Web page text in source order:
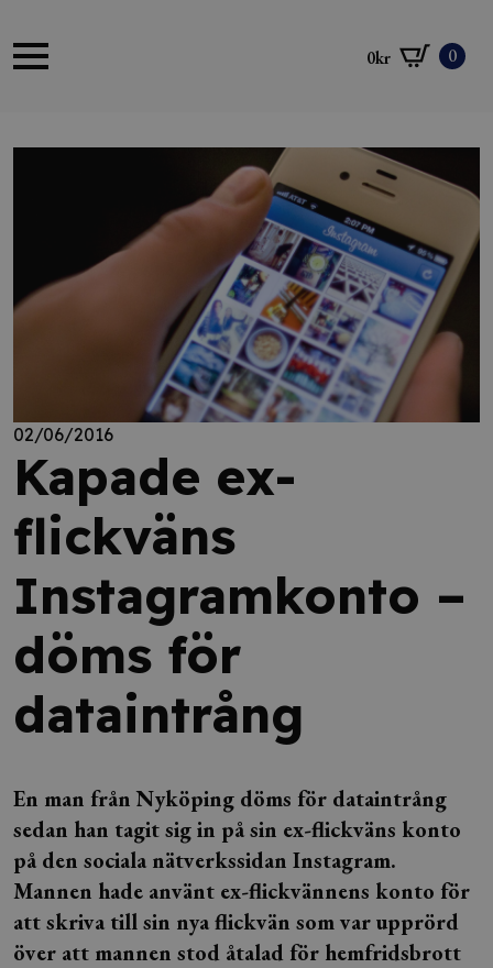
0kr 0
02/06/2016
Kapade ex-
flickväns
Instagramkonto –
döms för
dataintrång
En man från Nyköping döms för dataintrång
sedan han tagit sig in på sin ex-flickväns konto
på den sociala nätverkssidan Instagram.
Mannen hade använt ex-flickvännens konto för
att skriva till sin nya flickvän som var upprörd
över att mannen stod åtalad för hemfridsbrott